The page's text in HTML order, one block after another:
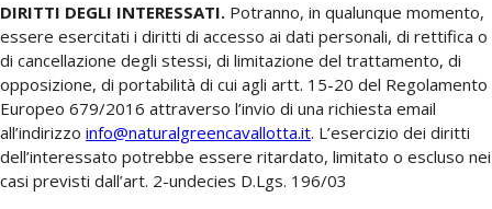
DIRITTI DEGLI INTERESSATI. Potranno, in qualunque momento,
essere esercitati i diritti di accesso ai dati personali, di rettifica o
di cancellazione degli stessi, di limitazione del trattamento, di
opposizione, di portabilità di cui agli artt. 15-20 del Regolamento
Europeo 679/2016 attraverso l’invio di una richiesta email
all’indirizzo info@naturalgreencavallotta.it. L’esercizio dei diritti
dell’interessato potrebbe essere ritardato, limitato o escluso nei
casi previsti dall’art. 2-undecies D.Lgs. 196/03